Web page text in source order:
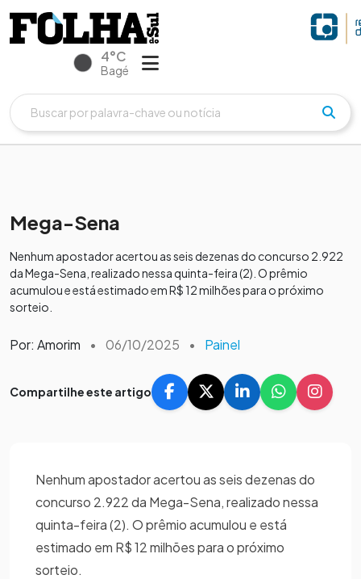
4°C
Bagé
Mega-Sena
Nenhum apostador acertou as seis dezenas do concurso 2.922
da Mega-Sena, realizado nessa quinta-feira (2). O prêmio
acumulou e está estimado em R$ 12 milhões para o próximo
sorteio.
Por: Amorim • 06/10/2025 • Painel
Compartilhe este artigo
Nenhum apostador acertou as seis dezenas do
concurso 2.922 da Mega-Sena, realizado nessa
quinta-feira (2). O prêmio acumulou e está
estimado em R$ 12 milhões para o próximo
sorteio.